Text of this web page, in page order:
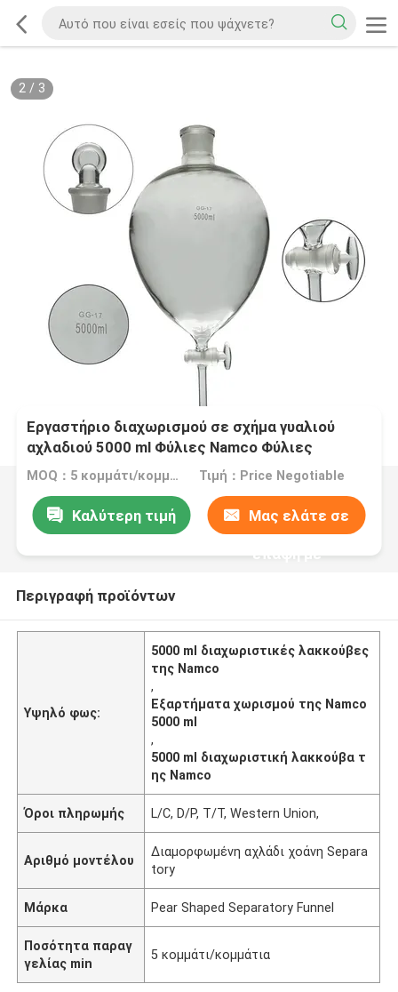
2/ 3
Εργαστήριο διαχωρισμού σε σχήμα γυαλιού
αχλαδιού 5000 ml Φύλιες Namco Φύλιες
διαχωρισμού
MOQ：5 κομμάτι/κομμάτια Τιμή：Price Negotiable
Καλύτερη τιμή Μας ελάτε σε
επαφή με
Περιγραφή προϊόντων
Υψηλό φως:
5000 ml διαχωριστικές λακκούβες
της Namco
,
Εξαρτήματα χωρισμού της Namco
5000 ml
,
5000 ml διαχωριστική λακκούβα τ
ης Namco
Όροι πληρωμής L/C, D/P, T/T, Western Union,
Αριθμό μοντέλου
Διαμορφωμένη αχλάδι χοάνη Separa
tory
Μάρκα Pear Shaped Separatory Funnel
Ποσότητα παραγ
γελίας min
5 κομμάτι/κομμάτια